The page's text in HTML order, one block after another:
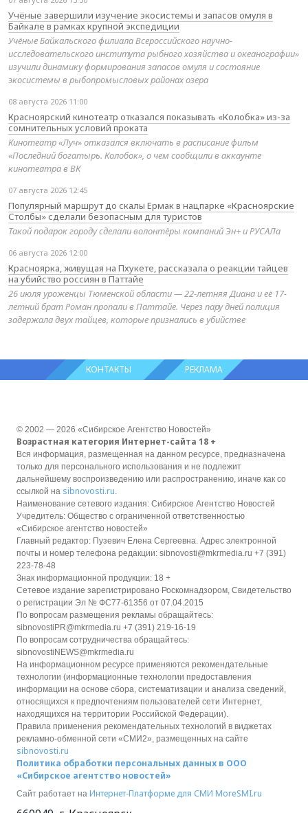
Учёные завершили изучение экосистемы и запасов омуля в
Байкале в рамках крупной экспедиции
Учёные Байкальского филиала Всероссийского научно-
исследовательского института рыбного хозяйства и океанографии»
изучили динамику формирования запасов омуля и состояние
экосистемы в рыбопромысловых районах озера
08 августа 2026 11:00
Красноярский кинотеатр отказался показывать «Колобка» из-за
сомнительных условий проката
Кинотеатр «Луч» отказался включать в расписание фильм
«Последний богатырь. Колобок», о чем сообщили в аккаунте
кинотеатра в ВК
07 августа 2026 12:45
Популярный маршрут до скалы Ермак в нацпарке «Красноярские
Столбы» сделали безопасным для туристов
Такой подарок городу сделали волонтёры компаний Эн+ и РУСАЛа
06 августа 2026 12:00
Красноярка, живущая на Пхукете, рассказала о реакции тайцев
на убийство россиян в Паттайе
26 июля уроженцы Тюменской области — 22-летняя Диана и её 17-
летний брат Роман пропали в Паттайе. Через пару дней полиция
задержала двух тайцев, которые признались в убийстве
КОНТАКТЫ РЕКЛАМА
© 2002 — 2026 «Сибирское Агентство Новостей»
Возрастная категория Интернет-сайта 18 +
Вся информация, размещенная на данном ресурсе, предназначена
только для персонального использования и не подлежит
дальнейшему воспроизведению или распространению, иначе как со
ссылкой на sibnovosti.ru.
Наименование сетевого издания: Сибирское Агентство Новостей
Учредитель: Общество с ограниченной ответственностью
«Сибирское агентство новостей»
Главный редактор: Пузевич Елена Сергеевна. Адрес электронной
почты и номер телефона редакции: sibnovosti@mkrmedia.ru +7 (391)
223-78-48
Знак информационной продукции: 18 +
Сетевое издание зарегистрировано Роскомнадзором, Свидетельство
о регистрации Эл № ФС77-61356 от 07.04.2015
По вопросам размещения рекламы обращайтесь:
sibnovostiPR@mkrmedia.ru +7 (391) 219-16-19
По вопросам сотрудничества обращайтесь:
sibnovostiNEWS@mkrmedia.ru
На информационном ресурсе применяются рекомендательные
технологии (информационные технологии предоставления
информации на основе сбора, систематизации и анализа сведений,
относящихся к предпочтениям пользователей сети Интернет,
находящихся на территории Российской Федерации).
Правила применения рекомендательных технологий в виджетах
рекламно-обменной сети «СМИ2», размещенных на сайте
sibnovosti.ru
Политика обработки персональных данных в ООО
«Сибирское агентство новостей»
Сайт работает на Интернет-Платформе для СМИ MoreSMI.ru